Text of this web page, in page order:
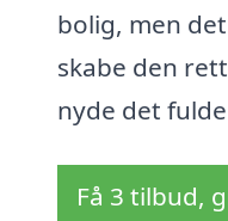
bolig, men
skabe den
nyde det
Få 3 tilbud,